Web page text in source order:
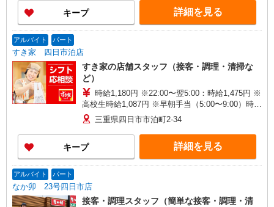
キープ 詳細を見る
アルバイト パート
すき家 四日市泊店
すき家の店舗スタッフ（接客・調理・清掃な
ど）
時給1,180円 ※22:00〜翌5:00：時給1,475円 ※
高校生時給1,087円 ※早朝手当（5:00〜9:00）時給
＋150円
三重県四日市市泊町2-34
キープ 詳細を見る
アルバイト パート
なか卯 23号四日市店
接客・調理スタッフ（簡単な接客・調理・清